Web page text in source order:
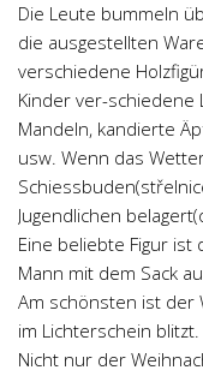
Němčina
Občanská nauka
Pedagogika
Právo
Psychologie a
Společenské vědy
Technika
Zdravotnictví
Die Leute bummeln
die ausgestellten
verschiedene
Kinder ver-schiedene
Mandeln, kandierte
usw. Wenn das
Jugendlichen
Eine beliebte Figur ist
Mann mit dem Sack
Am schönsten ist der
im Lichterschein blitzt.
Nicht nur der